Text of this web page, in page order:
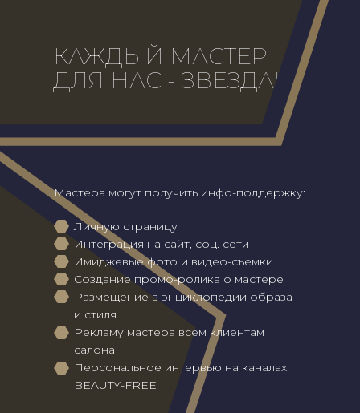
КАЖДЫЙ МАСТЕР
ДЛЯ НАС - ЗВЕЗДА!
Мастера могут получить инфо-поддержку:
Личную страницу
Интеграция на сайт, соц. сети
Имиджевые фото и видео-съемки
Создание промо-ролика о мастере
Размещение в энциклопедии образа
и стиля
Рекламу мастера всем клиентам
салона
Персональное интервью на каналах
BEAUTY-FREE